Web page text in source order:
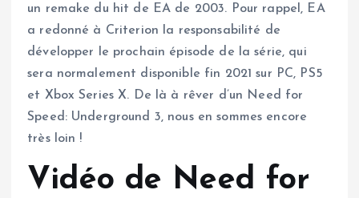
un remake du hit de EA de 2003. Pour rappel, EA
a redonné à Criterion la responsabilité de
développer le prochain épisode de la série, qui
sera normalement disponible fin 2021 sur PC, PS5
et Xbox Series X. De là à rêver d’un Need for
Speed: Underground 3, nous en sommes encore
très loin !
Vidéo de Need for